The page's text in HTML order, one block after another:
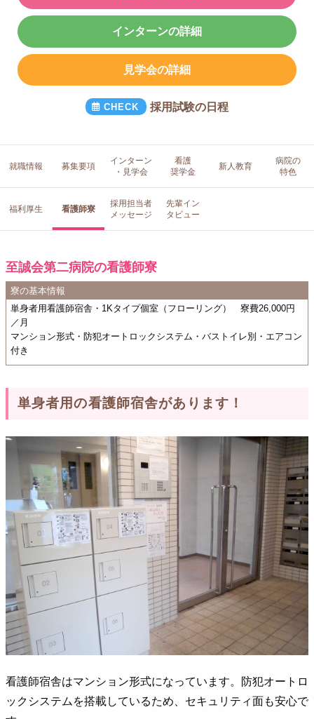
インターンの詳細
見学会の詳細
採用試験の日程
就職情報 募集要項
インターン
・見学会
看護
奨学金
新人教育
病院の
特色
福利厚生 看護師寮
採用担当者
メッセージ
先輩イン
タビュー
至誠会第二病院の看護師寮
寮の基本情報
単身者用看護師宿舎・1Kタイプ個室（フローリング） 寮費26,000円
／月
マンション形式・防犯オートロックシステム・バストイレ別・エアコン
付き
単身者用の看護師宿舎があります！
看護師宿舎はマンション形式になっています。防犯オートロ
ックシステムを搭載しているため、セキュリティ面も安心で